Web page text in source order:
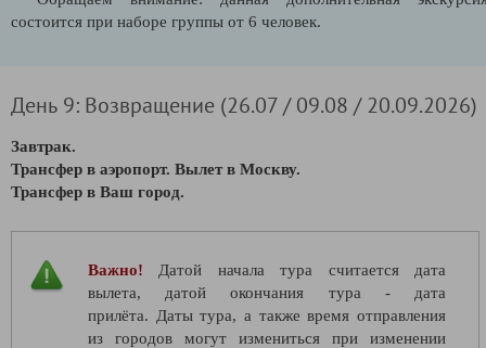
состоится при наборе группы от 6 человек.
День 9: Возвращение (26.07 / 09.08 / 20.09.2026)
Завтрак.
Трансфер в аэропорт. Вылет в Москву.
Трансфер в Ваш город.
Важно!
Датой начала тура считается дата
вылета, датой окончания тура - дата
прилёта. Даты тура, а также время отправления
из городов могут измениться при изменении